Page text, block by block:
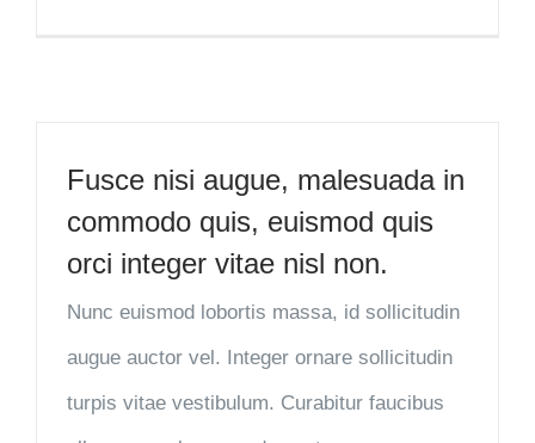
Fusce nisi augue, malesuada in
commodo quis, euismod quis
orci integer vitae nisl non.
Nunc euismod lobortis massa, id sollicitudin
augue auctor vel. Integer ornare sollicitudin
turpis vitae vestibulum. Curabitur faucibus